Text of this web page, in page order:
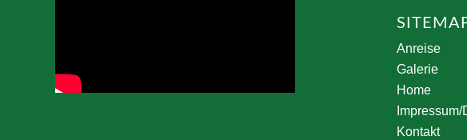
Anreise
Galerie
Home
Kontakt